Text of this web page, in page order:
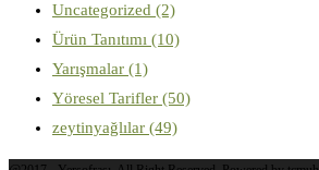
Uncategorized (2)
Ürün Tanıtımı (10)
Yarışmalar (1)
Yöresel Tarifler (50)
zeytinyağlılar (49)